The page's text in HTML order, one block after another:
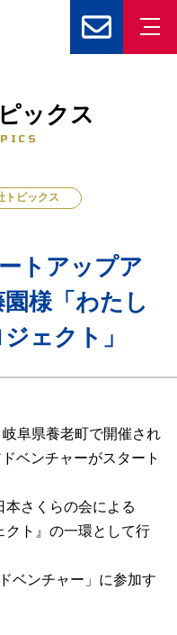
ックス
トピックス
トアップア
様「わたし
ェクト」
阜県養老町で開催され
ベンチャーがスタート
さくらの会による
クト』の一環として行
ベンチャー」に参加す